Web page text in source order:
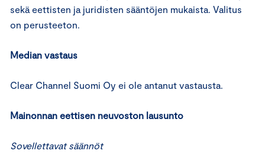
sekä eettisten ja juridisten sääntöjen mukaista. Valitus
on perusteeton.
Median vastaus
Clear Channel Suomi Oy ei ole antanut vastausta.
Mainonnan eettisen neuvoston lausunto
Sovellettavat säännöt